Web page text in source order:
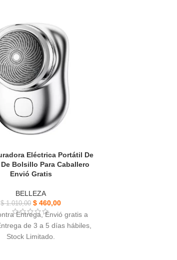
Eléctrica Portátil De
Bolsillo Para Caballero
Envió Gratis
BELLEZA
$1.010,00 $ 460,00
Entrega, Envió gratis a
de 3 a 5 días hábiles,
Stock Limitado.